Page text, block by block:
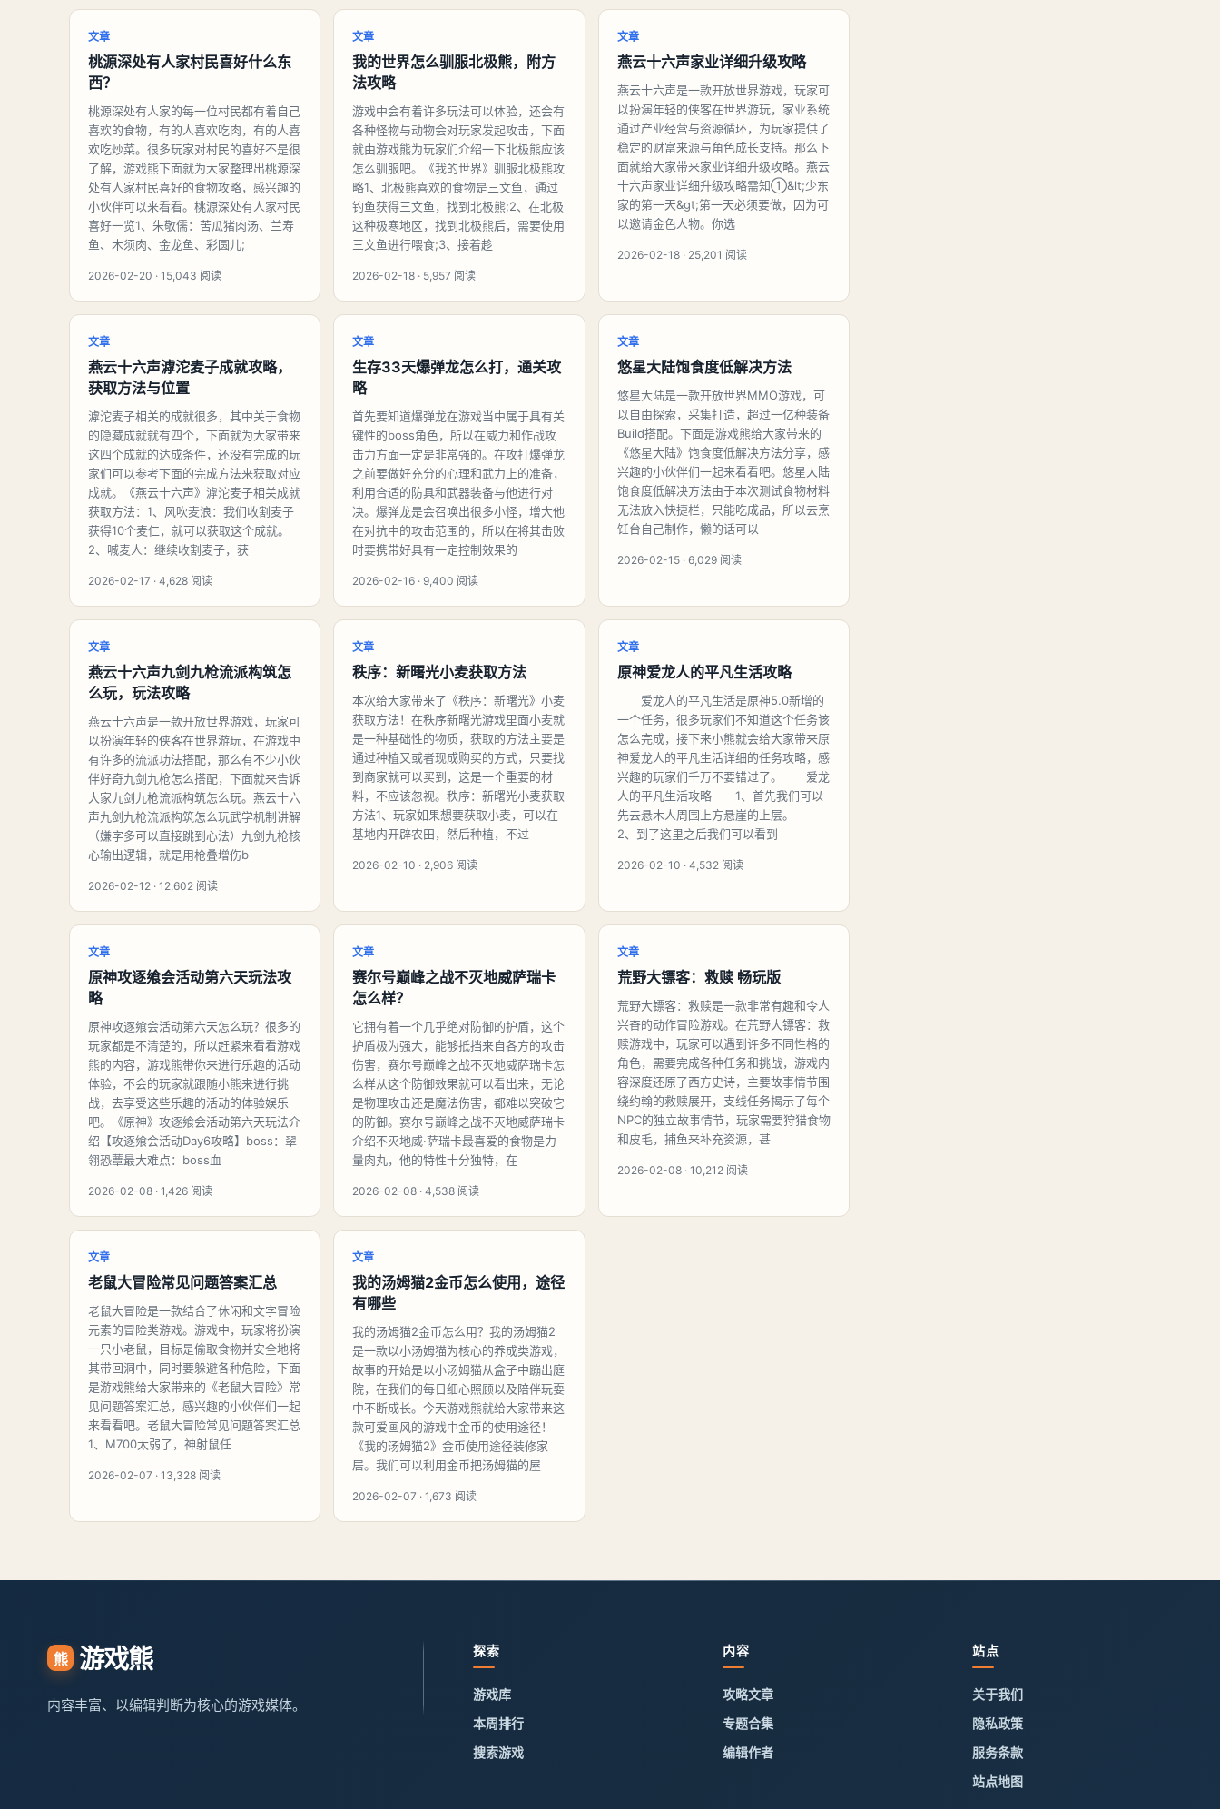
文章
桃源深处有人家村民喜好什么东
西？
桃源深处有人家的每一位村民都有着自己
喜欢的食物，有的人喜欢吃肉，有的人喜
欢吃炒菜。很多玩家对村民的喜好不是很
了解，游戏熊下面就为大家整理出桃源深
处有人家村民喜好的食物攻略，感兴趣的
小伙伴可以来看看。桃源深处有人家村民
喜好一览1、朱敬儒：苦瓜猪肉汤、兰寿
鱼、木须肉、金龙鱼、彩圆儿;
2026-02-20 · 15,043 阅读
文章
我的世界怎么驯服北极熊，附方
法攻略
游戏中会有着许多玩法可以体验，还会有
各种怪物与动物会对玩家发起攻击，下面
就由游戏熊为玩家们介绍一下北极熊应该
怎么驯服吧。《我的世界》驯服北极熊攻
略1、北极熊喜欢的食物是三文鱼，通过
钓鱼获得三文鱼，找到北极熊;2、在北极
这种极寒地区，找到北极熊后，需要使用
三文鱼进行喂食;3、接着趁
2026-02-18 · 5,957 阅读
文章
燕云十六声家业详细升级攻略
燕云十六声是一款开放世界游戏，玩家可
以扮演年轻的侠客在世界游玩，家业系统
通过产业经营与资源循环，为玩家提供了
稳定的财富来源与角色成长支持。那么下
面就给大家带来家业详细升级攻略。燕云
十六声家业详细升级攻略需知①&lt;少东
家的第一天&gt;第一天必须要做，因为可
以邀请金色人物。你选
2026-02-18 · 25,201 阅读
文章
燕云十六声滹沱麦子成就攻略，
获取方法与位置
滹沱麦子相关的成就很多，其中关于食物
的隐藏成就就有四个，下面就为大家带来
这四个成就的达成条件，还没有完成的玩
家们可以参考下面的完成方法来获取对应
成就。《燕云十六声》滹沱麦子相关成就
获取方法：1、风吹麦浪：我们收割麦子
获得10个麦仁，就可以获取这个成就。
2、喊麦人：继续收割麦子，获
2026-02-17 · 4,628 阅读
文章
生存33天爆弹龙怎么打，通关攻
略
首先要知道爆弹龙在游戏当中属于具有关
键性的boss角色，所以在威力和作战攻
击力方面一定是非常强的。在攻打爆弹龙
之前要做好充分的心理和武力上的准备，
利用合适的防具和武器装备与他进行对
决。爆弹龙是会召唤出很多小怪，增大他
在对抗中的攻击范围的，所以在将其击败
时要携带好具有一定控制效果的
2026-02-16 · 9,400 阅读
文章
悠星大陆饱食度低解决方法
悠星大陆是一款开放世界MMO游戏，可
以自由探索，采集打造，超过一亿种装备
Build搭配。下面是游戏熊给大家带来的
《悠星大陆》饱食度低解决方法分享，感
兴趣的小伙伴们一起来看看吧。悠星大陆
饱食度低解决方法由于本次测试食物材料
无法放入快捷栏，只能吃成品，所以去烹
饪台自己制作，懒的话可以
2026-02-15 · 6,029 阅读
文章
燕云十六声九剑九枪流派构筑怎
么玩，玩法攻略
燕云十六声是一款开放世界游戏，玩家可
以扮演年轻的侠客在世界游玩，在游戏中
有许多的流派功法搭配，那么有不少小伙
伴好奇九剑九枪怎么搭配，下面就来告诉
大家九剑九枪流派构筑怎么玩。燕云十六
声九剑九枪流派构筑怎么玩武学机制讲解
（嫌字多可以直接跳到心法）九剑九枪核
心输出逻辑，就是用枪叠增伤b
2026-02-12 · 12,602 阅读
文章
秩序：新曙光小麦获取方法
本次给大家带来了《秩序：新曙光》小麦
获取方法！在秩序新曙光游戏里面小麦就
是一种基础性的物质，获取的方法主要是
通过种植又或者现成购买的方式，只要找
到商家就可以买到，这是一个重要的材
料，不应该忽视。秩序：新曙光小麦获取
方法1、玩家如果想要获取小麦，可以在
基地内开辟农田，然后种植，不过
2026-02-10 · 2,906 阅读
文章
原神爱龙人的平凡生活攻略
爱龙人的平凡生活是原神5.0新增的
一个任务，很多玩家们不知道这个任务该
怎么完成，接下来小熊就会给大家带来原
神爱龙人的平凡生活详细的任务攻略，感
兴趣的玩家们千万不要错过了。 爱龙
人的平凡生活攻略 1、首先我们可以
先去悬木人周围上方悬崖的上层。
2、到了这里之后我们可以看到
2026-02-10 · 4,532 阅读
文章
原神攻逐飨会活动第六天玩法攻
略
原神攻逐飨会活动第六天怎么玩？很多的
玩家都是不清楚的，所以赶紧来看看游戏
熊的内容，游戏熊带你来进行乐趣的活动
体验，不会的玩家就跟随小熊来进行挑
战，去享受这些乐趣的活动的体验娱乐
吧。《原神》攻逐飨会活动第六天玩法介
绍【攻逐飨会活动Day6攻略】boss：翠
翎恐蕈最大难点：boss血
2026-02-08 · 1,426 阅读
文章
赛尔号巅峰之战不灭地威萨瑞卡
怎么样？
它拥有着一个几乎绝对防御的护盾，这个
护盾极为强大，能够抵挡来自各方的攻击
伤害，赛尔号巅峰之战不灭地威萨瑞卡怎
么样从这个防御效果就可以看出来，无论
是物理攻击还是魔法伤害，都难以突破它
的防御。赛尔号巅峰之战不灭地威萨瑞卡
介绍不灭地威·萨瑞卡最喜爱的食物是力
量肉丸，他的特性十分独特，在
2026-02-08 · 4,538 阅读
文章
荒野大镖客：救赎 畅玩版
荒野大镖客：救赎是一款非常有趣和令人
兴奋的动作冒险游戏。在荒野大镖客：救
赎游戏中，玩家可以遇到许多不同性格的
角色，需要完成各种任务和挑战，游戏内
容深度还原了西方史诗，主要故事情节围
绕约翰的救赎展开，支线任务揭示了每个
NPC的独立故事情节，玩家需要狩猎食物
和皮毛，捕鱼来补充资源，甚
2026-02-08 · 10,212 阅读
文章
老鼠大冒险常见问题答案汇总
老鼠大冒险是一款结合了休闲和文字冒险
元素的冒险类游戏。游戏中，玩家将扮演
一只小老鼠，目标是偷取食物并安全地将
其带回洞中，同时要躲避各种危险，下面
是游戏熊给大家带来的《老鼠大冒险》常
见问题答案汇总，感兴趣的小伙伴们一起
来看看吧。老鼠大冒险常见问题答案汇总
1、M700太弱了，神射鼠任
2026-02-07 · 13,328 阅读
文章
我的汤姆猫2金币怎么使用，途径
有哪些
我的汤姆猫2金币怎么用？我的汤姆猫2
是一款以小汤姆猫为核心的养成类游戏，
故事的开始是以小汤姆猫从盒子中蹦出庭
院，在我们的每日细心照顾以及陪伴玩耍
中不断成长。今天游戏熊就给大家带来这
款可爱画风的游戏中金币的使用途径！
《我的汤姆猫2》金币使用途径装修家
居。我们可以利用金币把汤姆猫的屋
2026-02-07 · 1,673 阅读
熊 游戏熊
内容丰富、以编辑判断为核心的游戏媒体。
探索
游戏库
本周排行
搜索游戏
内容
攻略文章
专题合集
编辑作者
站点
关于我们
隐私政策
服务条款
站点地图